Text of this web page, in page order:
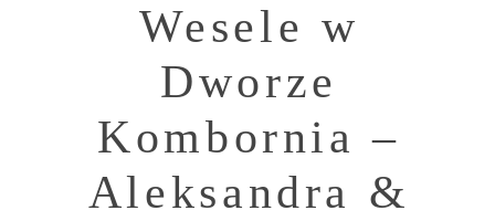
Wesele w
Dworze
Kombornia –
Aleksandra &